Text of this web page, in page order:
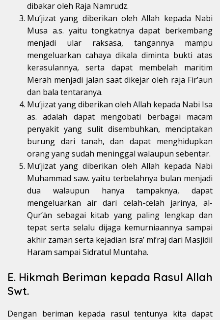
dibakar oleh Raja Namrudz.
Mu’jizat yang diberikan oleh Allah kepada Nabi
Musa a.s. yaitu tongkatnya dapat berkembang
menjadi ular raksasa, tangannya mampu
mengeluarkan cahaya dikala diminta bukti atas
kerasulannya, serta dapat membelah maritim
Merah menjadi jalan saat dikejar oleh raja Fir’aun
dan bala tentaranya.
Mu’jizat yang diberikan oleh Allah kepada Nabi Isa
as. adalah dapat mengobati berbagai macam
penyakit yang sulit disembuhkan, menciptakan
burung dari tanah, dan dapat menghidupkan
orang yang sudah meninggal walaupun sebentar.
Mu’jizat yang diberikan oleh Allah kepada Nabi
Muhammad saw. yaitu terbelahnya bulan menjadi
dua walaupun hanya tampaknya, dapat
mengeluarkan air dari celah-celah jarinya, al-
Qur’ān sebagai kitab yang paling lengkap dan
tepat serta selalu dijaga kemurniaannya sampai
akhir zaman serta kejadian isra’ mi’raj dari Masjidil
Haram sampai Sidratul Muntaha.
E. Hikmah Beriman kepada Rasul Allah
Swt.
Dengan beriman kepada rasul tentunya kita dapat